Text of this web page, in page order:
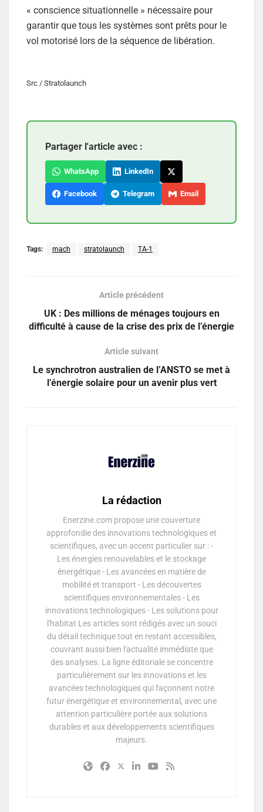
« conscience situationnelle » nécessaire pour
garantir que tous les systèmes sont prêts pour le
vol motorisé lors de la séquence de libération.
Src / Stratolaunch
Partager l'article avec :
WhatsApp LinkedIn
Facebook Telegram Email
Tags: mach stratolaunch TA-1
Article précédent
UK : Des millions de ménages toujours en
difficulté à cause de la crise des prix de l’énergie
Article suivant
Le synchrotron australien de l’ANSTO se met à
l’énergie solaire pour un avenir plus vert
La rédaction
Enerzine.com propose une couverture
approfondie des innovations technologiques et
scientifiques, avec un accent particulier sur : -
Les énergies renouvelables et le stockage
énergétique - Les avancées en matière de
mobilité et transport - Les découvertes
scientifiques environnementales - Les
innovations technologiques - Les solutions pour
l'habitat Les articles sont rédigés avec un souci
du détail technique tout en restant accessibles,
couvrant aussi bien l'actualité immédiate que
des analyses. La ligne éditoriale se concentre
particulièrement sur les innovations et les
avancées technologiques qui façonnent notre
futur énergétique et environnemental, avec une
attention particulière portée aux solutions
durables et aux développements scientifiques
majeurs.